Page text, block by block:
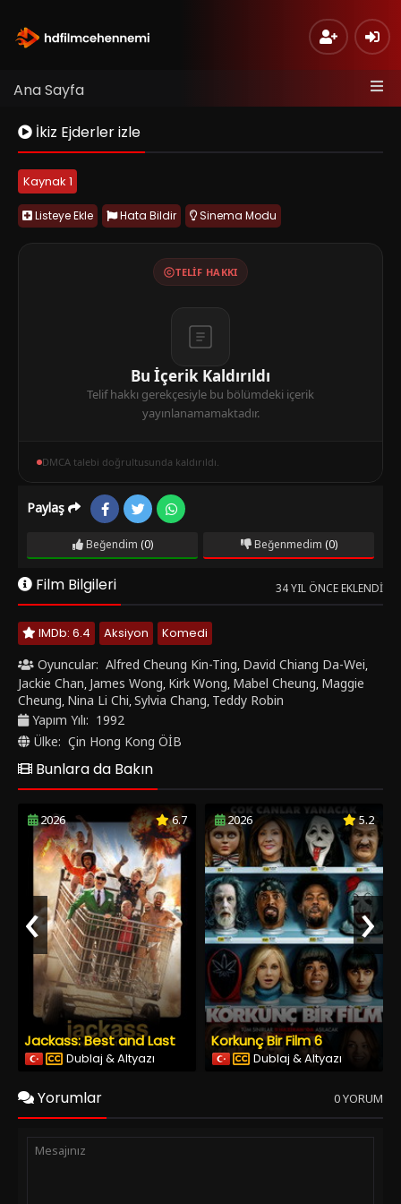
Ana Sayfa
İkiz Ejderler izle
Kaynak 1
Listeye Ekle Hata Bildir Sinema Modu
TELIF HAKKI
Bu İçerik Kaldırıldı
Telif hakkı gerekçesiyle bu bölümdeki içerik
yayınlanamamaktadır.
DMCA talebi doğrultusunda kaldırıldı.
Paylaş
Beğendim (0) Beğenmedim (0)
Film Bilgileri 34 YIL ÖNCE EKLENDI
IMDb: 6.4 Aksiyon
Komedi
Oyuncular: Alfred Cheung Kin-Ting, David Chiang Da-Wei,
Jackie Chan, James Wong, Kirk Wong, Mabel Cheung, Maggie
Cheung, Nina Li Chi,Sylvia Chang, Teddy Robin
Yapım Yılı: 1992
Ülke: Çin Hong Kong ÖİB
Bunlara da Bakın
2026 6.7
Jackass: Best and Last
Dublaj & Altyazı
2026 5.2
Korkunç Bir Film 6
Dublaj & Altyazı
‹ ›
Yorumlar 0 YORUM